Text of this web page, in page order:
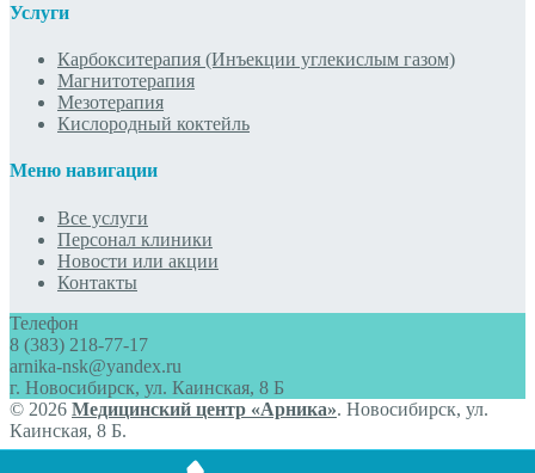
Услуги
Карбокситерапия (Инъекции углекислым газом)
Магнитотерапия
Мезотерапия
Кислородный коктейль
Меню навигации
Все услуги
Персонал клиники
Новости или акции
Контакты
Телефон
8 (383) 218-77-17
arnika-nsk@yandex.ru
г. Новосибирск, ул. Каинская, 8 Б
© 2026 Медицинский центр «Арника». Новосибирск, ул.
Каинская, 8 Б.